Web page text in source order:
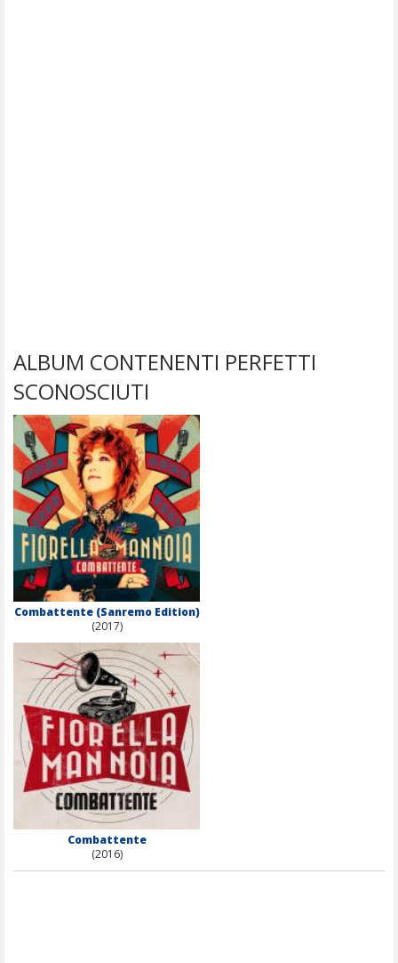
ALBUM CONTENENTI PERFETTI
SCONOSCIUTI
Combattente (Sanremo Edition)
(2017)
Combattente
(2016)